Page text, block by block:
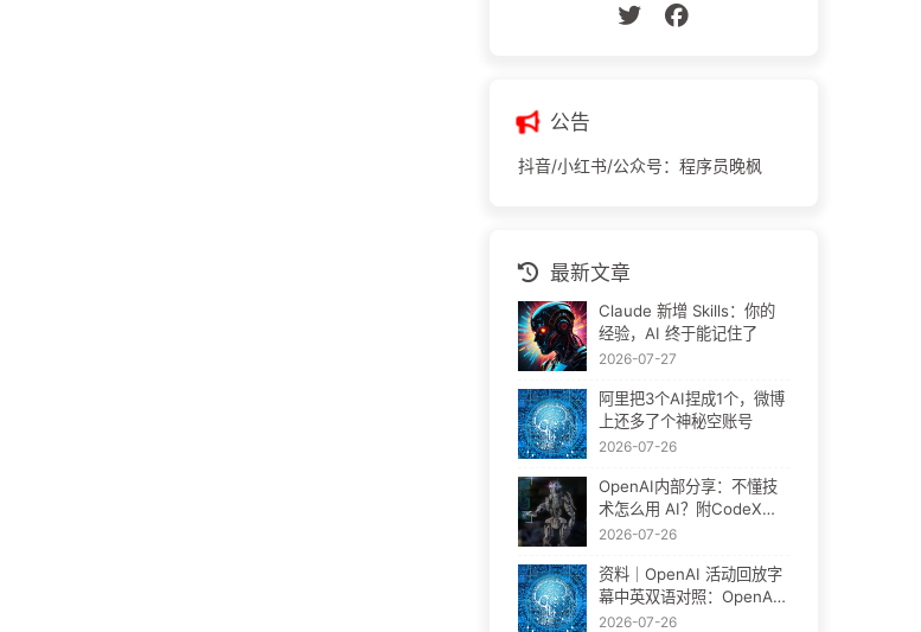
公告
抖音/小红书/公众号：程序员晚枫
最新文章
Claude 新增 Skills：你的
经验，AI 终于能记住了
2026-07-27
阿里把3个AI捏成1个，微博
上还多了个神秘空账号
2026-07-26
OpenAI内部分享：不懂技
术怎么用 AI？附CodeX官
方教程
2026-07-26
资料｜OpenAI 活动回放字
幕中英双语对照：OpenAI
团队怎么用 Codex 做非编
2026-07-26